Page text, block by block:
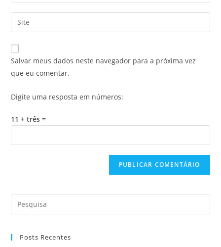
Salvar meus dados neste navegador para a próxima vez
que eu comentar.
Digite uma resposta em números:
11 + três =
Posts Recentes